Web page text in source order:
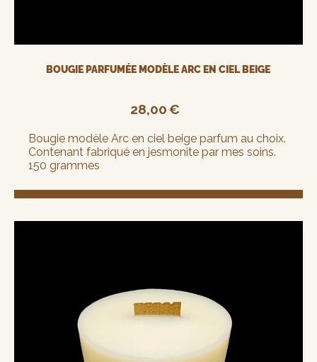
BOUGIE PARFUMÉE MODÈLE ARC EN CIEL BEIGE
28,00€
Bougie modèle Arc en ciel beige parfum au choix.
Contenant fabriqué en jesmonite par mes soins.
150 grammes